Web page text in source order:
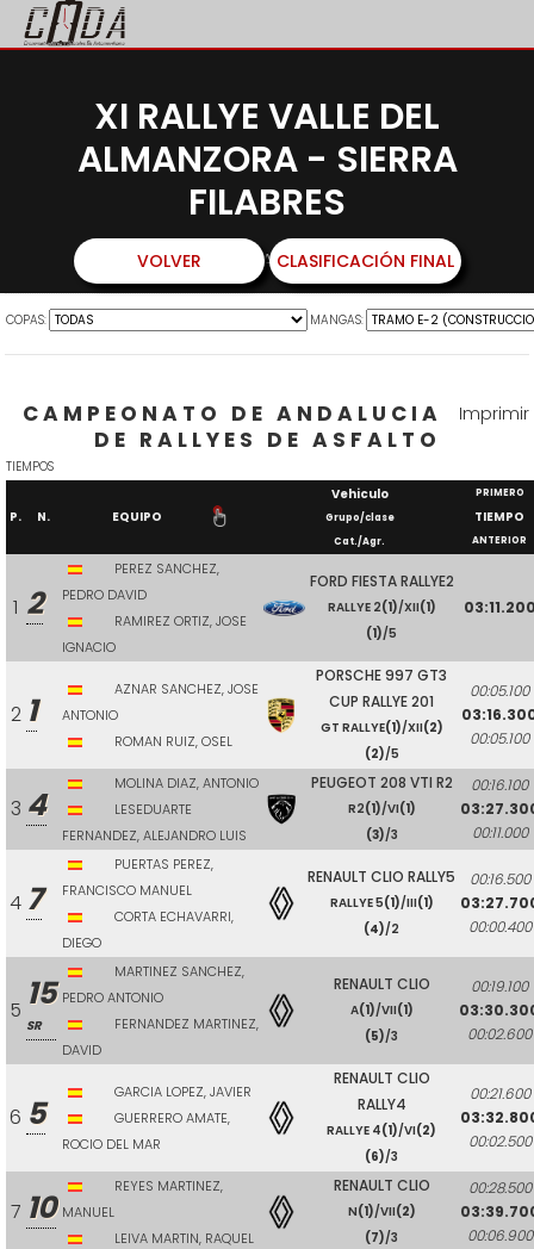
XI RALLYE VALLE DEL
ALMANZORA - SIERRA
FILABRES
07 Y 08 DE MARZO DE 2025
VOLVER CLASIFICACIÓN FINAL
COPAS: MANGAS:
Imprimir
CAMPEONATO DE ANDALUCIA
DE RALLYES DE ASFALTO
TIEMPOS
P. N. EQUIPO
Vehiculo
Grupo/clase
Cat./Agr.
PRIMERO
TIEMPO
ANTERIOR
1 2
PEREZ SANCHEZ,
PEDRO DAVID
RAMIREZ ORTIZ, JOSE
IGNACIO
FORD FIESTA RALLYE2
RALLYE 2(1)/XII(1)
(1)/5
2 1
AZNAR SANCHEZ, JOSE
ANTONIO
ROMAN RUIZ, OSEL
PORSCHE 997 GT3
CUP RALLYE 201
GT RALLYE(1)/XII(2)
(2)/5
00:05.100
00:05.100
3 4
MOLINA DIAZ, ANTONIO
LESEDUARTE
FERNANDEZ, ALEJANDRO LUIS
PEUGEOT 208 VTI R2
R2(1)/VI(1)
(3)/3
00:16.100
00:11.000
4 7
PUERTAS PEREZ,
FRANCISCO MANUEL
CORTA ECHAVARRI,
DIEGO
RENAULT CLIO RALLY5
RALLYE 5(1)/III(1)
(4)/2
00:16.500
00:00.400
5 15
SR
MARTINEZ SANCHEZ,
PEDRO ANTONIO
FERNANDEZ MARTINEZ,
DAVID
RENAULT CLIO
A(1)/VII(1)
(5)/3
00:19.100
00:02.600
6 5
GARCIA LOPEZ, JAVIER
GUERRERO AMATE,
ROCIO DEL MAR
RENAULT CLIO
RALLY4
RALLYE 4(1)/VI(2)
(6)/3
00:21.600
00:02.500
7 10
REYES MARTINEZ,
MANUEL
LEIVA MARTIN, RAQUEL
RENAULT CLIO
N(1)/VII(2)
(7)/3
00:28.500
00:06.900